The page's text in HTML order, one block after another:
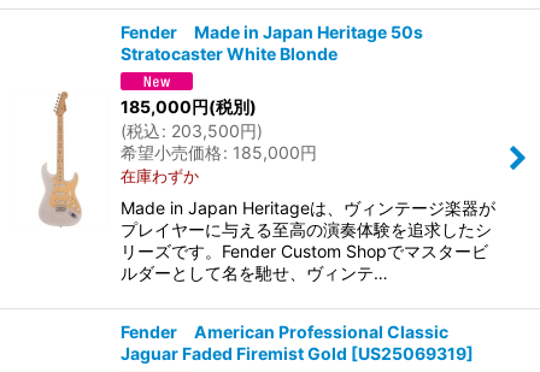
Fender Made in Japan Heritage 50s
Stratocaster White Blonde
185,000円(税別)
(税込: 203,500円)
希望小売価格: 185,000円
在庫わずか
Made in Japan Heritageは、ヴィンテージ楽器が
プレイヤーに与える至高の演奏体験を追求したシ
リーズです。Fender Custom Shopでマスタービ
ルダーとして名を馳せ、ヴィンテ…
Fender American Professional Classic
Jaguar Faded Firemist Gold [US25069319]